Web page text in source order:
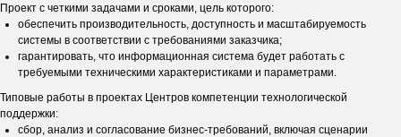
Проект с четкими задачами и сроками, цель которого:
обеспечить производительность, доступность и масштабируемость
системы в соответствии с требованиями заказчика;
гарантировать, что информационная система будет работать с
требуемыми техническими характеристиками и параметрами.
Типовые работы в проектах Центров компетенции технологической
поддержки:
сбор, анализ и согласование бизнес-требований, включая сценарии